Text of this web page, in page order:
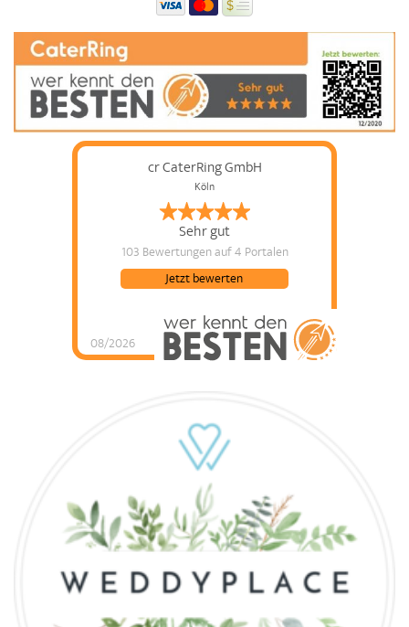
cr CaterRing GmbH
Köln
Sehr gut
103 Bewertungenauf 4 Portalen
08/2026
Jetzt bewerten